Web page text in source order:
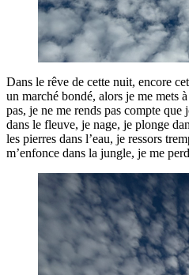
Dans le rêve de cette nuit, encore
un marché bondé, alors je me mets
pas, je ne me rends pas compte que
dans le fleuve, je nage, je plonge
les pierres dans l’eau, je ressors
m’enfonce dans la jungle, je me